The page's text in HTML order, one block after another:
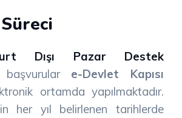
Dışı Pazar Destek
başvurular e-Devlet Kapısı
ortamda yapılmaktadır.
her yıl belirlenen tarihlerde